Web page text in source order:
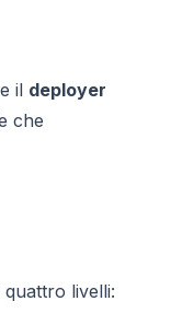
il deployer
che
livelli: